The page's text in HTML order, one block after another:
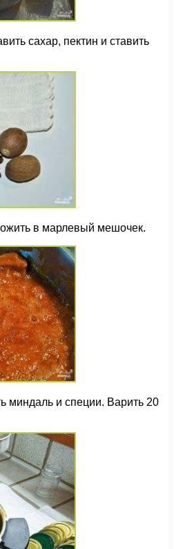
сахар, пектин и ставить
в марлевый мешочек.
миндаль и специи. Варить 20